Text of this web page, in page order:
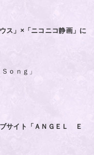
ス」×「ニコニコ静画」に
ｏｎｇ」
サイト「ＡＮＧＥＬ Ｅ